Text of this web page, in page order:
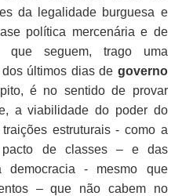
da legalidade burguesa e
política mercenária e de
que seguem, trago uma
últimos dias de governo
é no sentido de provar
a viabilidade do poder do
estruturais - como a
pacto de classes – e das
democracia - mesmo que
– que não cabem no